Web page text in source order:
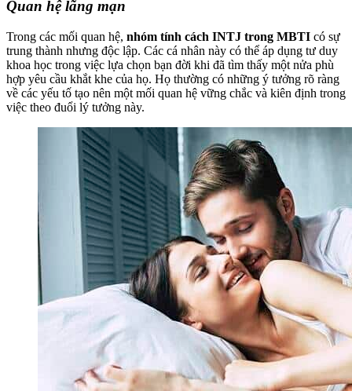
Quan hệ lãng mạn
Trong các mối quan hệ, nhóm tính cách INTJ trong MBTI có sự
trung thành nhưng độc lập. Các cá nhân này có thể áp dụng tư duy
khoa học trong việc lựa chọn bạn đời khi đã tìm thấy một nửa phù
hợp yêu cầu khắt khe của họ. Họ thường có những ý tưởng rõ ràng
về các yếu tố tạo nên một mối quan hệ vững chắc và kiên định trong
việc theo đuổi lý tưởng này.